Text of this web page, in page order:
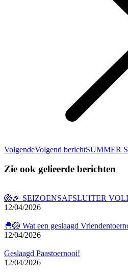
VolgendeVolgend berichtSUMMER
Zie ook gelieerde berichten
🏐🎉 SEIZOENSAFSLUITER
12/04/2026
🐣🏐 Wat een geslaagd
12/04/2026
Geslaagd Paastoernooi!
12/04/2026